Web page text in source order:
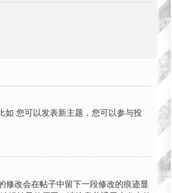
如 您可以发表新主题，您可以参与投
修改会在帖子中留下一段修改的痕迹显